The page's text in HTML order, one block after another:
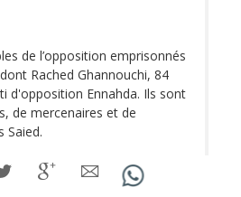
de l’opposition emprisonnés
Rached Ghannouchi, 84
d'opposition Ennahda. Ils sont
de mercenaires et de
Saied.